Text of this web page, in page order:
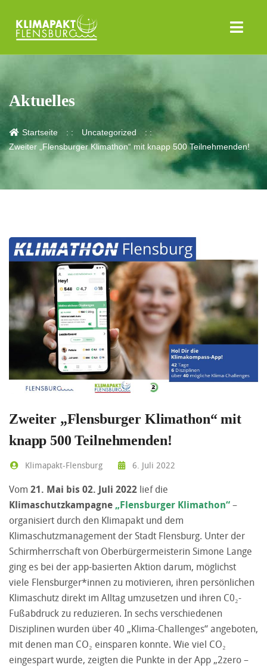
Aktuelles
Startseite
Uncategorized
Zweiter „Flensburger Klimathon“ mit knapp 500 Teilnehmenden!
Zweiter „Flensburger Klimathon“ mit
knapp 500 Teilnehmenden!
Klimapakt-Flensburg 6. Juli 2022
Vom 21. Mai bis 02. Juli 2022 lief die
Klimaschutzkampagne „Flensburger Klimathon“–
organisiert durch den Klimapakt und dem
Klimaschutzmanagement der Stadt Flensburg. Unter der
Schirmherrschaft von Oberbürgermeisterin Simone Lange
ging es bei der app-basierten Aktion darum, möglichst
viele Flensburger*innen zu motivieren, ihren persönlichen
Klimaschutz direkt im Alltag umzusetzen und ihren C0₂-
Fußabdruck zu reduzieren. In sechs verschiedenen
Disziplinen wurden über 40 „Klima-Challenges“ angeboten,
mit denen man CO₂ einsparen konnte. Wie viel CO₂
eingespart wurde, zeigten die Punkte in der App „2zero –